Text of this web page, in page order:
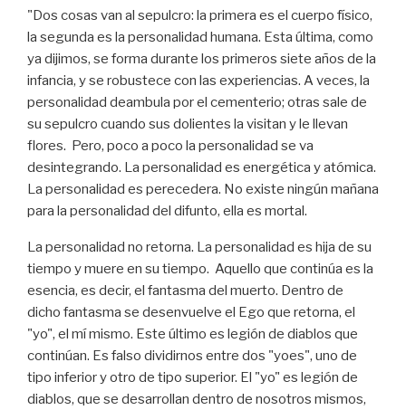
"Dos cosas van al sepulcro: la primera es el cuerpo físico,
la segunda es la personalidad humana. Esta última, como
ya dijimos, se forma durante los primeros siete años de la
infancia, y se robustece con las experiencias. A veces, la
personalidad deambula por el cementerio; otras sale de
su sepulcro cuando sus dolientes la visitan y le llevan
flores. Pero, poco a poco la personalidad se va
desintegrando. La personalidad es energética y atómica.
La personalidad es perecedera. No existe ningún mañana
para la personalidad del difunto, ella es mortal.
La personalidad no retorna. La personalidad es hija de su
tiempo y muere en su tiempo. Aquello que continúa es la
esencia, es decir, el fantasma del muerto. Dentro de
dicho fantasma se desenvuelve el Ego que retorna, el
"yo", el mí mismo. Este último es legión de diablos que
continúan. Es falso dividirnos entre dos "yoes", uno de
tipo inferior y otro de tipo superior. El "yo" es legión de
diablos, que se desarrollan dentro de nosotros mismos,